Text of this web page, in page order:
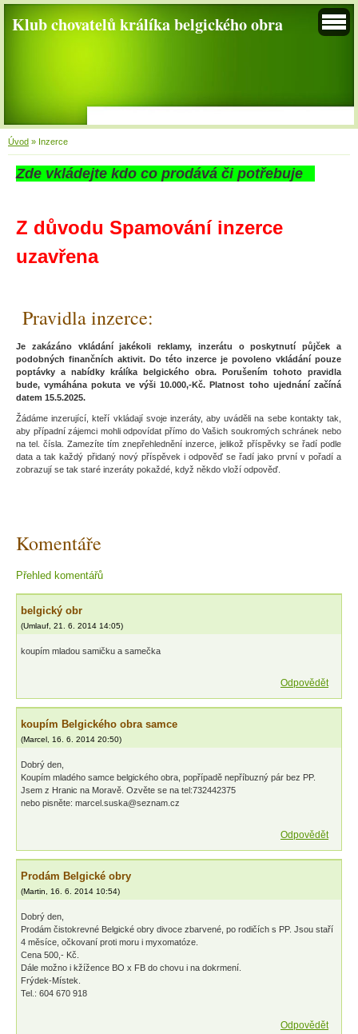
Klub chovatelů králíka belgického obra
Úvod » Inzerce
Zde vkládejte kdo co prodává či potřebuje
Z důvodu Spamování inzerce
uzavřena
Pravidla inzerce:
Je zakázáno vkládání jakékoli reklamy, inzerátu o poskytnutí půjček a
podobných finančních aktivit. Do této inzerce je povoleno vkládání pouze
poptávky a nabídky králíka belgického obra. Porušením tohoto pravidla
bude, vymáhána pokuta ve výši 10.000,-Kč. Platnost toho ujednání začíná
datem 15.5.2025.
Žádáme inzerující, kteří vkládají svoje inzeráty, aby uváděli na sebe kontakty tak,
aby případní zájemci mohli odpovídat přímo do Vašich soukromých schránek nebo
na tel. čísla. Zamezíte tím znepřehlednění inzerce, jelikož příspěvky se řadí podle
data a tak každý přidaný nový příspěvek i odpověď se řadí jako první v pořadí a
zobrazují se tak staré inzeráty pokaždé, když někdo vloží odpověď.
Komentáře
Přehled komentářů
belgický obr
(Umlauf 21. 6. 2014 14:05)
koupím mladou samičku a samečka
Odpovědět
koupím Belgického obra samce
(Marcel 16. 6. 2014 20:50)
Dobrý den,
Koupím mladého samce belgického obra, popřípadě nepříbuzný pár bez PP.
Jsem z Hranic na Moravě. Ozvěte se na tel:732442375
nebo pisněte: marcel.suska@seznam.cz
Odpovědět
Prodám Belgické obry
(Martin, 16. 6. 2014 10:54)
Dobrý den,
Prodám čistokrevné Belgické obry divoce zbarvené, po rodičích s PP. Jsou staří
4 měsíce, očkovaní proti moru i myxomatóze.
Cena 500,- Kč.
Dále možno i kžížence BO x FB do chovu i na dokrmení.
Frýdek-Místek.
Tel.: 604 670 918
Odpovědět